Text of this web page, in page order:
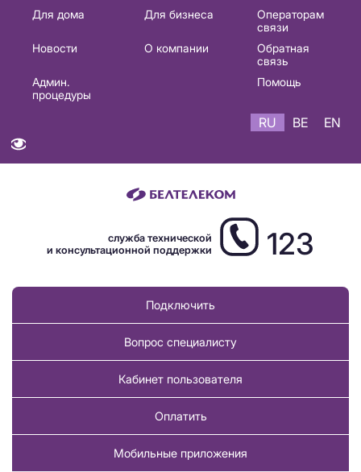
Основная
навигация
Для дома Для бизнеса
Операторам
связи
Новости
О компании
Обратная
связь
Админ.
процедуры
Помощь
RU BE EN
служба технической
и консультационной поддержки
123
Подключить
Вопрос специалисту
Кабинет пользователя
Оплатить
Мобильные приложения